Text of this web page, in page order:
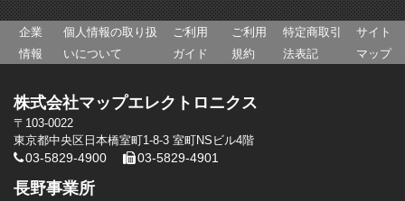
企業
情報
個人情報の取り扱
いについて
ご利用
ガイド
ご利用
規約
特定商取引
法表記
サイト
マップ
株式会社マップエレクトロニクス
〒103-0022
東京都中央区日本橋室町1-8-3 室町NSビル4階
03-5829-4900 03-5829-4901
長野事業所